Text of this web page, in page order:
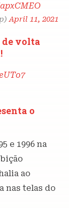
April 11, 2021
de volta
o
e 1996 na
ao
nas telas do